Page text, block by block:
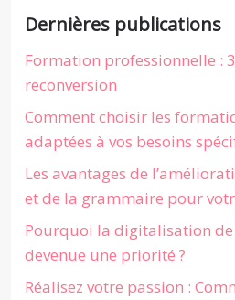
Dernières publications
Formation professionnelle :
reconversion
Comment choisir les
adaptées à vos besoins
Les avantages de
et de la grammaire pour
Pourquoi la digitalisation
devenue une priorité ?
Réalisez votre passion :